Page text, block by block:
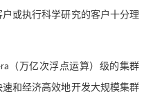
或执行科学研究的客户十分理
（万亿次浮点运算）级的集群
和经济高效地开发大规模集群